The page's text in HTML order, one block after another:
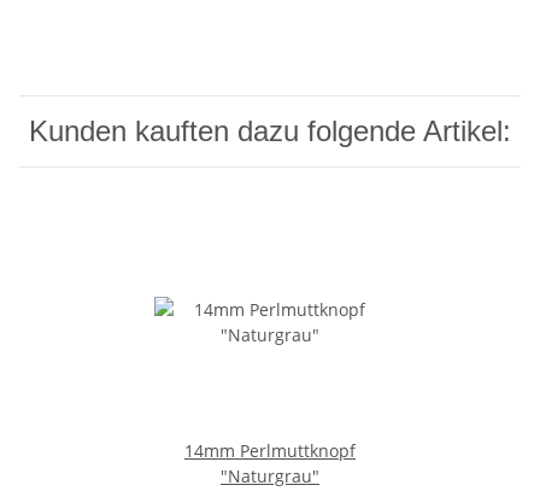
Kunden kauften dazu folgende Artikel:
14mm Perlmuttknopf
"Naturgrau"